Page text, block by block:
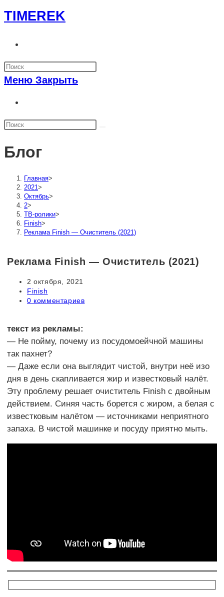
Перейти
к
TIMEREK
по
веб-
Меню Закрыть
по
сайту
Блог
Главная>
2021 >
Октябрь>
2>
ТВ-ролики>
Finish>
Реклама Finish — Очиститель (2021)
Реклама Finish — Очиститель (2021)
Запись
опубликована:
2 октября, 2021
Рубрика
записи:
Finish
Комментарии
0 комментариев
текст из рекламы:
— Не пойму, почему из посудомоейчной машины
так пахнет?
— Даже если она выглядит чистой, внутри неё изо
дня в день скапливается жир и известковый налёт.
Эту проблему решает очиститель Finish с двойным
действием. Синяя часть борется с жиром, а белая с
известковым налётом — источниками неприятного
запаха. В чистой машинке и посуду приятно мыть.